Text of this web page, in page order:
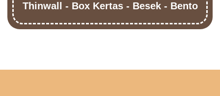
Thinwall - Box Kertas - Besek - Bento